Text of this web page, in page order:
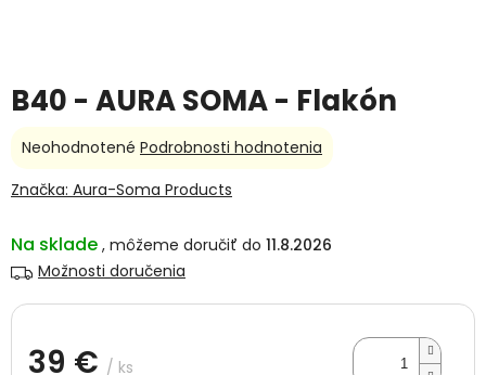
B40 - AURA SOMA - Flakón
Na sklade
11.8.2026
Možnosti doručenia
39 € / ks
Priemerné
produktu
z
5
Neohodnotené Podrobnosti hodnotenia
Značka: Aura-Soma Products